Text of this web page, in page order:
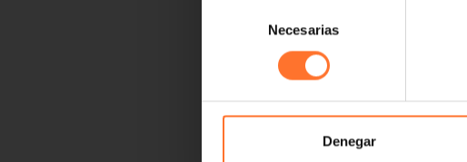
consentimiento
Necesarias
Denegar